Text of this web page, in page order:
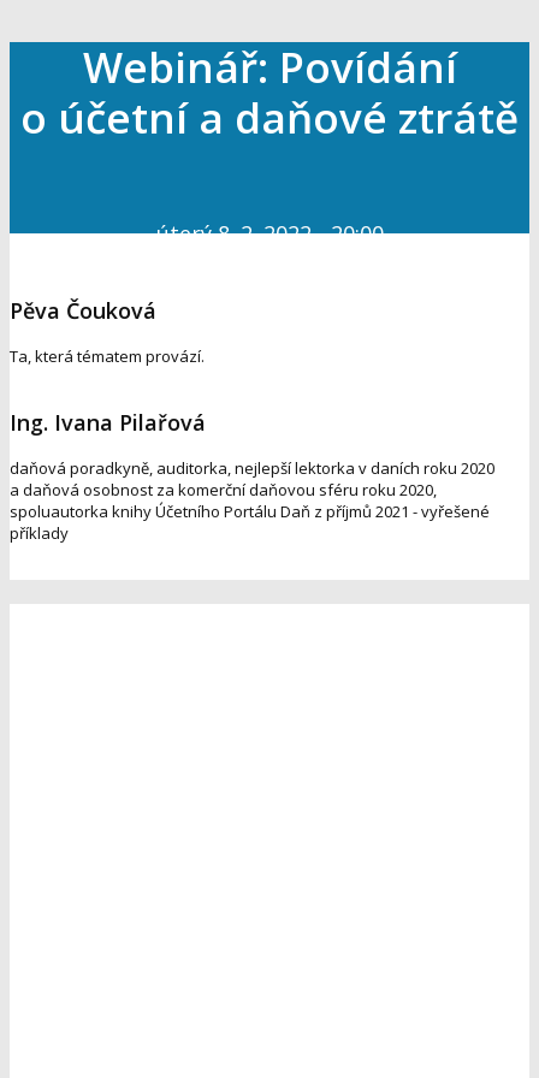
Webinář: Povídání
o účetní a daňové ztrátě
úterý 8. 2. 2022 - 20:00
Pěva Čouková
Ta, která tématem provází.
Ing. Ivana Pilařová
daňová poradkyně, auditorka, nejlepší lektorka v daních roku 2020
a daňová osobnost za komerční daňovou sféru roku 2020,
spoluautorka knihy Účetního Portálu Daň z příjmů 2021 - vyřešené
příklady